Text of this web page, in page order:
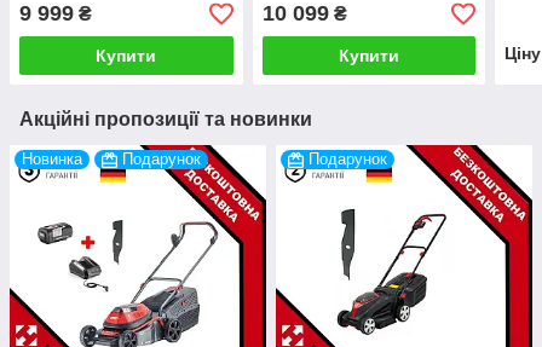
9 999 ₴
Купити
10 099₴
Купити
Акційні пропозиції та новинки
Новинка Подарунок Подарунок